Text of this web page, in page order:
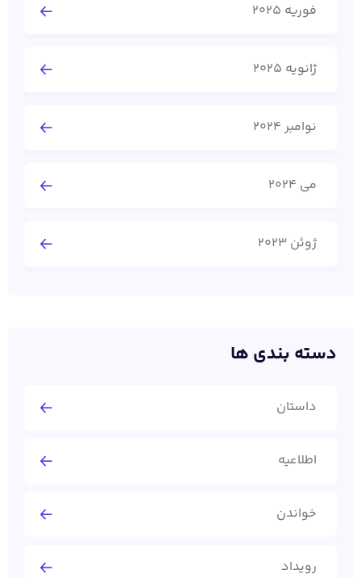
فوریه 2025
ژانویه 2025
نوامبر 2024
می 2024
ژوئن 2023
دسته بندی ها
داستان
اطلاعیه
خواندن
رویداد